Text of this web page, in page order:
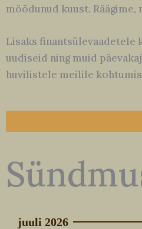
möödunud kuust.
Lisaks finantsülevaadetele
uudiseid ning muid
huvilistele meilile
juuli 2026